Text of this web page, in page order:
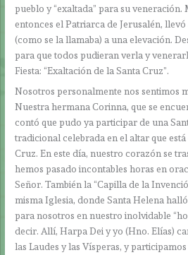
pueblo y “exaltada” para su veneración.
entonces el Patriarca de Jerusalén, llevó
(como se la llamaba) a una elevación.
para que todos pudieran verla y
Fiesta: “Exaltación de la Santa Cruz”.
Nosotros personalmente nos sentimos
Nuestra hermana Corinna, que se
contó que pudo ya participar de una
tradicional celebrada en el altar que
Cruz. En este día, nuestro corazón se
hemos pasado incontables horas en
Señor. También la “Capilla de la
misma Iglesia, donde Santa Helena
para nosotros en nuestro inolvidable
decir. Allí, Harpa Dei y yo (Hno. Elías)
las Laudes y las Vísperas, y